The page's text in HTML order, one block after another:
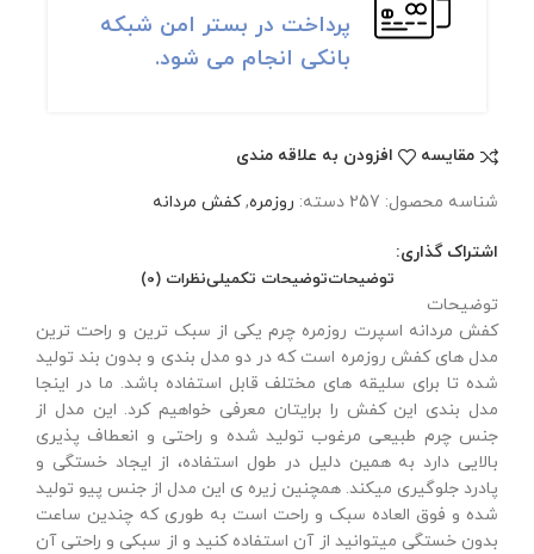
پرداخت در بستر امن شبکه
بانکی انجام می شود.
مقايسه افزودن به علاقه مندی
شناسه محصول: 257 دسته: روزمره, کفش مردانه
اشتراک گذاری:
توضیحاتتوضیحات تکمیلینظرات (0)
توضیحات
کفش مردانه اسپرت روزمره چرم یکی از سبک ترین و راحت ترین
مدل های کفش روزمره است که در دو مدل بندی و بدون بند تولید
شده تا برای سلیقه های مختلف قابل استفاده باشد. ما در اینجا
مدل بندی این کفش را برایتان معرفی خواهیم کرد. این مدل از
جنس چرم طبیعی مرغوب تولید شده و راحتی و انعطاف پذیری
بالایی دارد به همین دلیل در طول استفاده، از ایجاد خستگی و
پادرد جلوگیری میکند. همچنین زیره ی این مدل از جنس پیو تولید
شده و فوق العاده سبک و راحت است به طوری که چندین ساعت
بدون خستگی میتوانید از آن استفاده کنید و از سبکی و راحتی آن